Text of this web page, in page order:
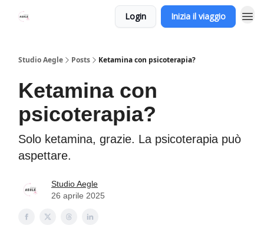
Login Inizia il viaggio
Studio Aegle Posts Ketamina con psicoterapia?
Ketamina con
psicoterapia?
Solo ketamina, grazie. La psicoterapia può
aspettare.
Studio Aegle
26 aprile 2025